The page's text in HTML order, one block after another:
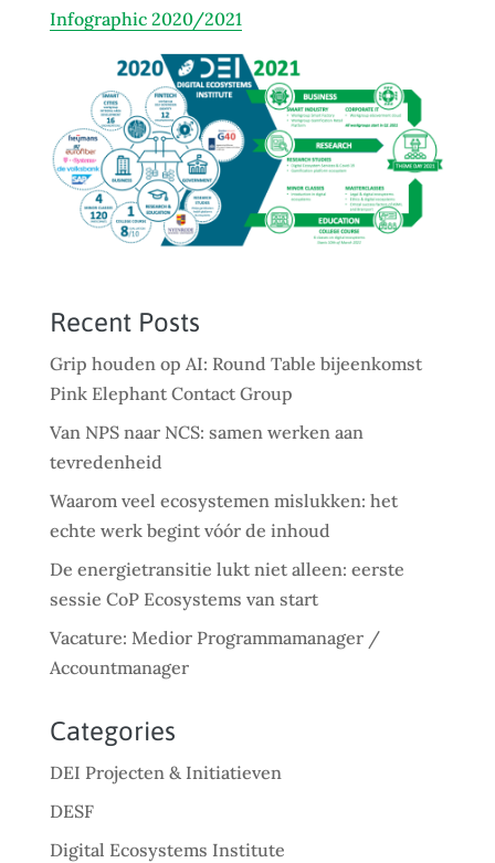
Infographic 2020/2021
Recent Posts
Grip houden op AI: Round Table bijeenkomst
Pink Elephant Contact Group
Van NPS naar NCS: samen werken aan
tevredenheid
Waarom veel ecosystemen mislukken: het
echte werk begint vóór de inhoud
De energietransitie lukt niet alleen: eerste
sessie CoP Ecosystems van start
Vacature: Medior Programmamanager /
Accountmanager
Categories
DEI Projecten & Initiatieven
DESF
Digital Ecosystems Institute